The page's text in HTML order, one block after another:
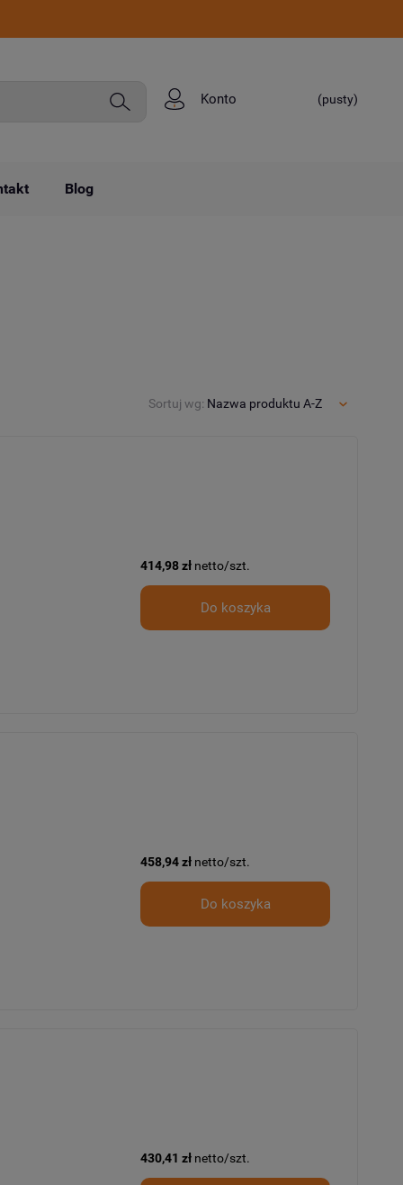
(pusty)
Konto
Blog
Sortuj wg: Nazwa produktu A-Z
414,98 zł netto/szt.
Do koszyka
458,94 zł netto/szt.
Do koszyka
430,41 zł netto/szt.